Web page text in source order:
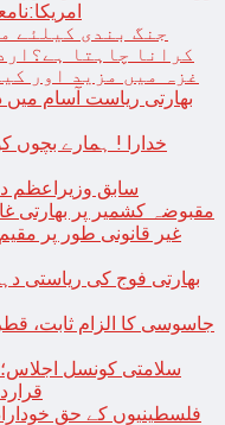
جنگ بندی کیلئے
کرانا چاہتا
غزہ میں مزید اور
بھارتی ریاست آسام
خدارا ! ہمارے بچوں
سابق وزیراعظم
مقبوضہ کشمیر پر بھارتی غاصبانہ
سلامتی کونسل
فلسطینیوں کے حق